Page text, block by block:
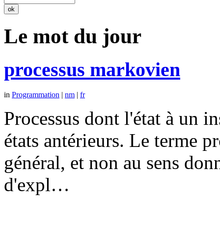
Le mot du jour
processus markovien
in Programmation | nm | fr
Processus dont l'état à un
états antérieurs. Le terme
général, et non au sens
d'expl…